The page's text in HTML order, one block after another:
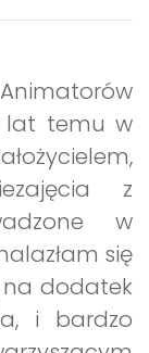
lat temu w
z
w
się
na dodatek
i bardzo